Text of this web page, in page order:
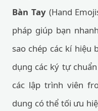
Bàn Tay(Hand
pháp giúp bạn
sao chép các kí hiệu
dụng các ký tự
các lập trình viên
dung có thể tối ưu